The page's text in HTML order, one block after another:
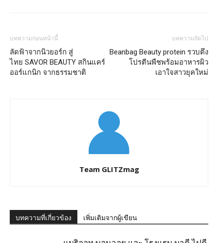
บทความก่อนหน้านี้
ลัดฟ้าจากนิวยอร์ก สู่
ไทย SAVOR BEAUTY สกินแคร์
ออร์แกนิก จากธรรมชาติ
บทความถัดไป
Beanbag Beauty protein รวบตึง
โปรตีนพืชพร้อมอาหารผิว
เอาใจสาวยุคใหม่
Team GLITZmag
บทความที่เกี่ยวข้อง เพิ่มเติมจากผู้เขียน